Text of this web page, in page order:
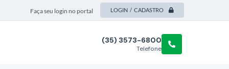
Faça seu login no portal LOGIN / CADASTRO
Telefone
(35) 3573-6800